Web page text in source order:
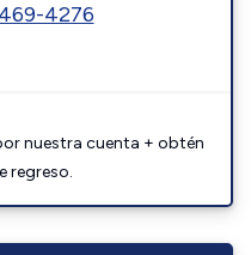
4276
nuestra cuenta + obtén
regreso.